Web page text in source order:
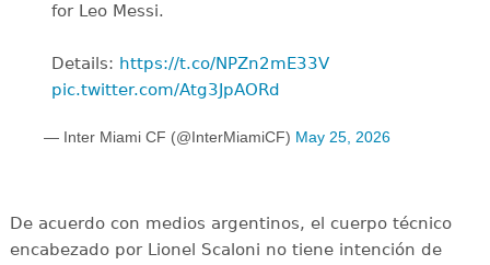
for Leo Messi.
Details: https://t.co/NPZn2mE33V
pic.twitter.com/Atg3JpAORd
— Inter Miami CF (@InterMiamiCF) May 25, 2026
De acuerdo con medios argentinos, el cuerpo técnico
encabezado por Lionel Scaloni no tiene intención de